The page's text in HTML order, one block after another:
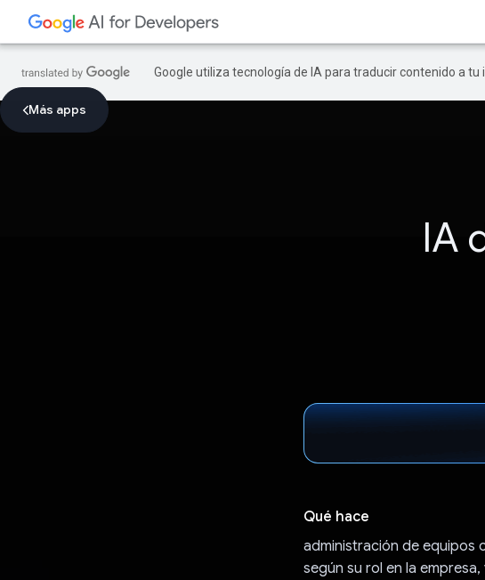
Google utiliza tecnología de IA para traducir contenido a
Más apps
IA
Qué hace
administración de equipos
según su rol en la